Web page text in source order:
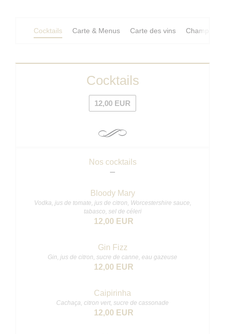
Cocktails Carte & Menus Carte des vins
Cocktails
12,00 EUR
Nos cocktails
Bloody Mary
Vodka, jus de tomate, jus de citron, Worcestershire sauce,
tabasco, sel de céleri
12,00 EUR
Gin Fizz
Gin, jus de citron, sucre de canne, eau gazeuse
12,00 EUR
Caipirinha
Cachaça, citron vert, sucre de cassonade
12,00 EUR